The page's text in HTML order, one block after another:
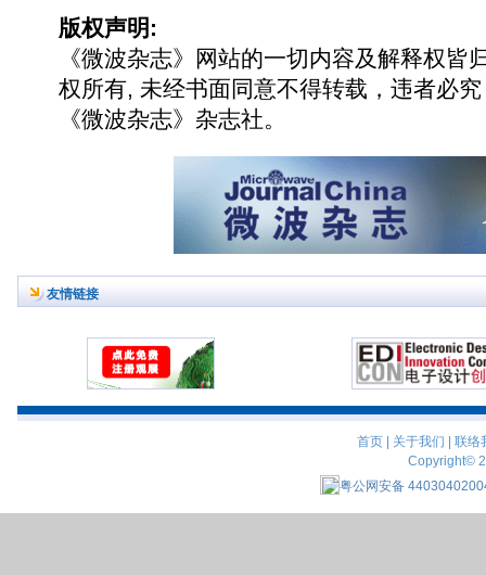
版权声明:
《微波杂志》网站的一切内容及解释权皆
权所有, 未经书面同意不得转载，违者必
《微波杂志》杂志社。
友情链接
首页 关于我们
联络
Copyright©
粤公网安备